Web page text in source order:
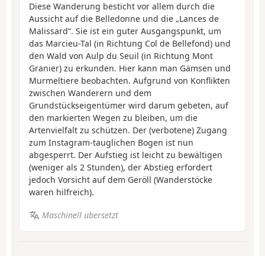
Diese Wanderung besticht vor allem durch die
Aussicht auf die Belledonne und die „Lances de
Malissard“. Sie ist ein guter Ausgangspunkt, um
das Marcieu-Tal (in Richtung Col de Bellefond) und
den Wald von Aulp du Seuil (in Richtung Mont
Granier) zu erkunden. Hier kann man Gämsen und
Murmeltiere beobachten. Aufgrund von Konflikten
zwischen Wanderern und dem
Grundstückseigentümer wird darum gebeten, auf
den markierten Wegen zu bleiben, um die
Artenvielfalt zu schützen. Der (verbotene) Zugang
zum Instagram-tauglichen Bogen ist nun
abgesperrt. Der Aufstieg ist leicht zu bewältigen
(weniger als 2 Stunden), der Abstieg erfordert
jedoch Vorsicht auf dem Geröll (Wanderstöcke
waren hilfreich).
Maschinell übersetzt